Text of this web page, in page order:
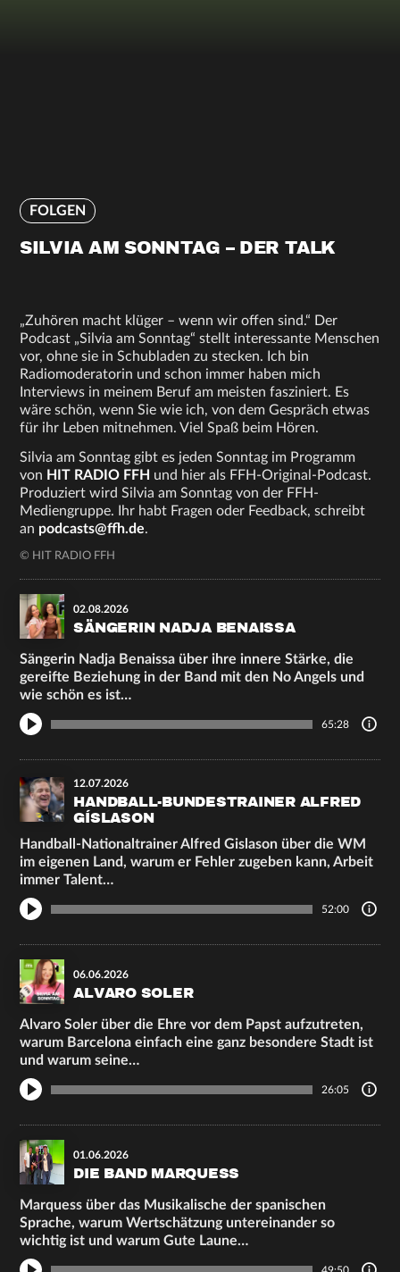
FOLGEN
SILVIA AM SONNTAG – DER TALK
„Zuhören macht klüger – wenn wir offen sind.“ Der
Podcast „Silvia am Sonntag“ stellt interessante Menschen
vor, ohne sie in Schubladen zu stecken. Ich bin
Radiomoderatorin und schon immer haben mich
Interviews in meinem Beruf am meisten fasziniert. Es
wäre schön, wenn Sie wie ich, von dem Gespräch etwas
für ihr Leben mitnehmen. Viel Spaß beim Hören.
Silvia am Sonntag gibt es jeden Sonntag im Programm
von HIT RADIO FFH und hier als FFH-Original-Podcast.
Produziert wird Silvia am Sonntag von der FFH-
Mediengruppe. Ihr habt Fragen oder Feedback, schreibt
an podcasts@ffh.de.
© HIT RADIO FFH
02.08.2026
SÄNGERIN NADJA BENAISSA
Sängerin Nadja Benaissa über ihre innere Stärke, die
gereifte Beziehung in der Band mit den No Angels und
wie schön es ist…
65:28
12.07.2026
HANDBALL-BUNDESTRAINER ALFRED
GÍSLASON
Handball-Nationaltrainer Alfred Gislason über die WM
im eigenen Land, warum er Fehler zugeben kann, Arbeit
immer Talent…
52:00
06.06.2026
ALVARO SOLER
Alvaro Soler über die Ehre vor dem Papst aufzutreten,
warum Barcelona einfach eine ganz besondere Stadt ist
und warum seine…
26:05
01.06.2026
DIE BAND MARQUESS
Marquess über das Musikalische der spanischen
Sprache, warum Wertschätzung untereinander so
wichtig ist und warum Gute Laune…
49:50